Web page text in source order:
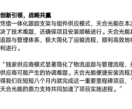
创新引领，战略共赢
凭借一体化跟踪支架与组件供应模式，天合光能在
决了技术难题，还确保项目安装顺畅进行。天合光
追踪与管理体系，极大简化了运输流程，顺利高效
利进行。
“独家供应商模式显著简化了物流追踪与管理流程
供应商可能产生的协调难题。天合光能便捷安装流
得我们在短短八个月内就完成这一重要里程碑项目
天合光能的鼎力支持共同加速了项目实施进程。”